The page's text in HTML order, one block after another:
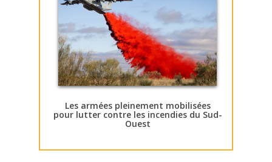
Les armées pleinement mobilisées
pour lutter contre les incendies du Sud-
Ouest